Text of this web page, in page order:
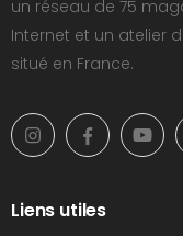
un réseau de 75
Internet et un atelier
situé en France.
Liens utiles